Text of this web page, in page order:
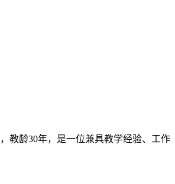
教龄30年，是一位兼具教学经验、工作